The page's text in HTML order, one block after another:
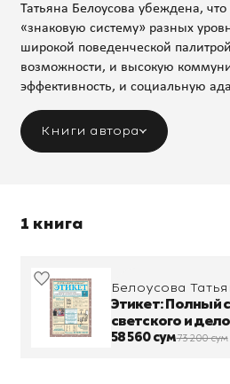
Татьяна Белоусова убеждена,
«знаковую систему» разных
широкой поведенческой
возможности, и высокую
эффективность, и социальную
Книги автора
1 книга
Белоусова
Этикет: Полный
светского и
58 560 сум73 200 сум